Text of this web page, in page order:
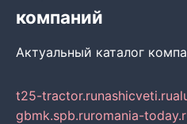
компаний
Актуальный каталог
t25-tractor.runashicveti.ru
gbmk.spb.ruromania-